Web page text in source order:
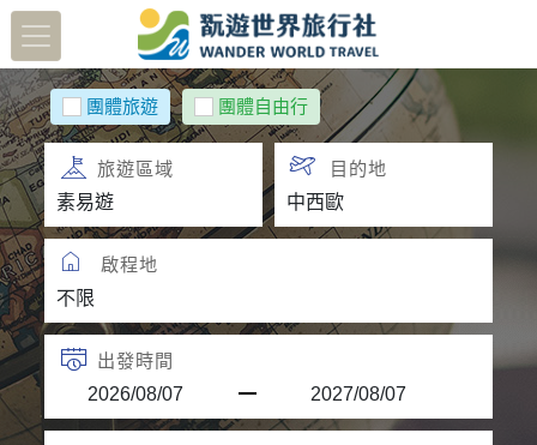
團體旅遊 團體自由行
旅遊區域 目的地
啟程地
出發時間